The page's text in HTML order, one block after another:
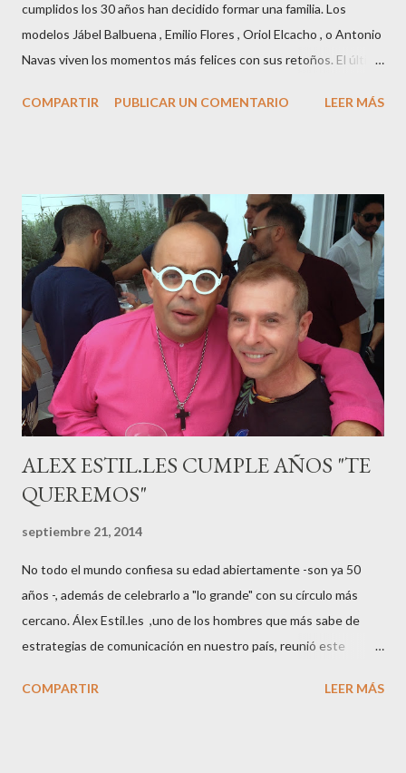
cumplidos los 30 años han decidido formar una familia. Los
modelos Jábel Balbuena , Emilio Flores , Oriol Elcacho , o Antonio
Navas viven los momentos más felices con sus retoños. El último
M ateo nació en Barcelona hace poco más de una semana. El top
haciéndole padre de un precioso niño. Marta ha sido toda una
campeona, durante los primeros 3 meses de embarazo tuvo que
guardar reposo debido a un síndrome llamado
“hiperemesisgravídica”.Pasados los meses fatídicos de
gestación Marta tiró adelante con el embarazo, ahora es una
mamá feliz. Otro de los modelos que ha sido padre este año ha
sido el madrileño, Emilio Flores , el top que desfiló en las mejores
pasarelas ...
COMPARTIR PUBLICAR UN COMENTARIO LEER MÁS
ALEX ESTIL.LES CUMPLE AÑOS "TE
QUEREMOS"
septiembre 21, 2014
No todo el mundo confiesa su edad abiertamente -son ya 50
años -, además de celebrarlo a "lo grande" con su círculo más
cercano. Álex Estil.les ,uno de los hombres que más sabe de
estrategias de comunicación en nuestro país, reunió este
colaboradores y amigos que a lo largo de su vida profesional han
COMPARTIR LEER MÁS